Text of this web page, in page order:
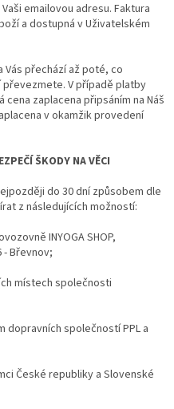
emailovou adresu. Faktura
a dostupná v Uživatelském
Vás přechází až poté, co
V případě platby
zaplacena připsáním na Náš
v okamžik provedení
ŠKODY NA VĚCI
do 30 dní způsobem dle
z následujících možností:
INYOGA SHOP,
- Břevnov;
místech společnosti
dopravních společností PPL a
České republiky a Slovenské